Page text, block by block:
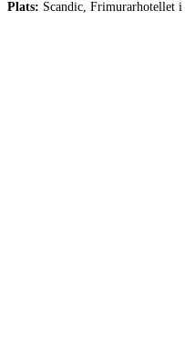
Plats: Scandic, Frimurarhotellet